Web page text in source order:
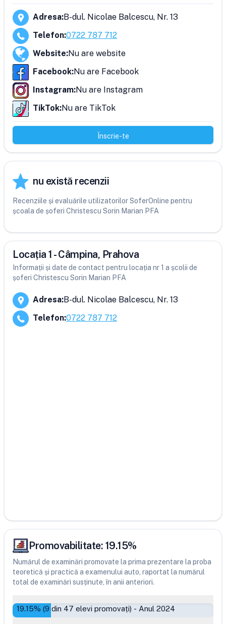
Adresa:B-dul. Nicolae Balcescu, Nr. 13
Telefon:0722 787 712
Website:Nu are website
Facebook:Nu are Facebook
Instagram:Nu are Instagram
TikTok:Nu are TikTok
Înscrie-te
nu există recenzii
Recenziile și evaluările utilizatorilor SoferOnline pentru
școala de șoferi Christescu Sorin Marian PFA
Locația 1 - Câmpina, Prahova
Informații și date de contact pentru locația nr 1 a școlii de
șoferi Christescu Sorin Marian PFA
Adresa:B-dul. Nicolae Balcescu, Nr. 13
Telefon:0722 787 712
Promovabilitate: 19.15%
Numărul de examinări promovate la prima prezentare la proba
teoretică și practică a examenului auto, raportat la numărul
total de examinări susținute, în anii anteriori.
19.15% (9 din 47 elevi promovați) - Anul 2024